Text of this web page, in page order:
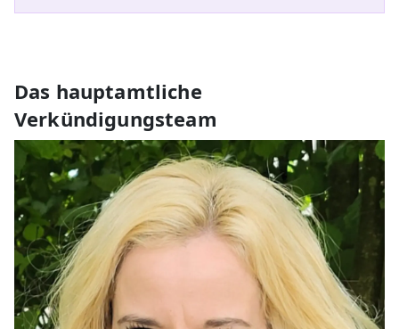
Das hauptamtliche
Verkündigungsteam